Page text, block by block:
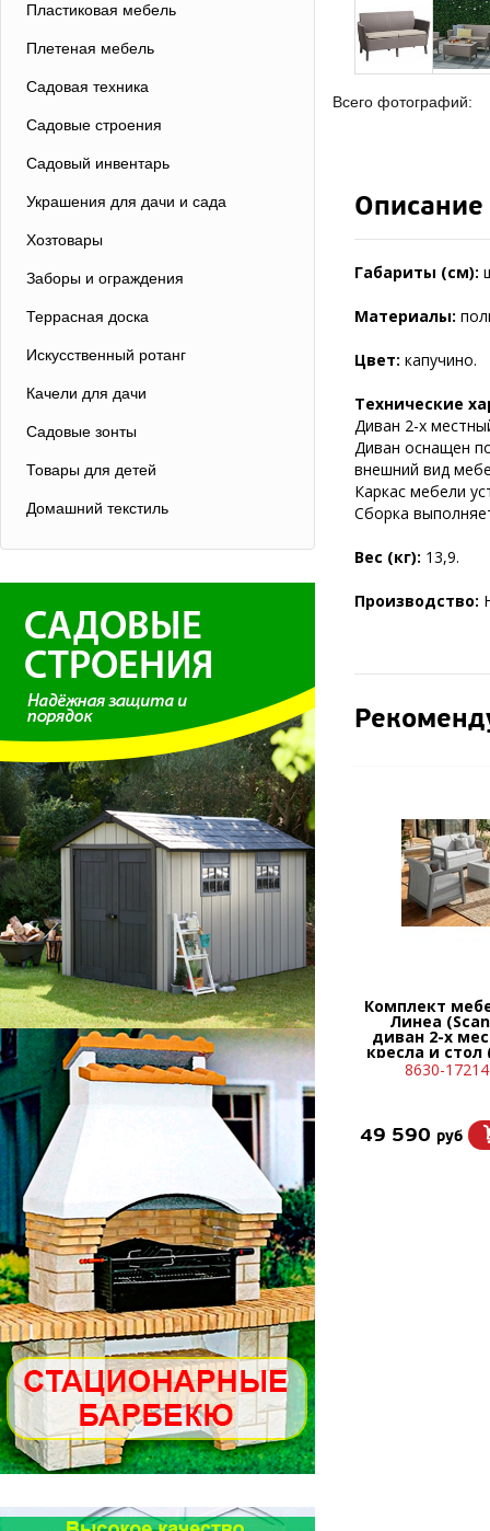
Пластиковая мебель
Плетеная мебель
Садовая техника
Садовые строения
Садовый инвентарь
Украшения для дачи и сада
Хозтовары
Заборы и ограждения
Террасная доска
Искусственный ротанг
Качели для дачи
Садовые зонты
Товары для детей
Домашний текстиль
Всего фотографий:
Описание
Габариты (см):
Материалы:
Цвет: капучино.
Технические
Диван 2-х
Диван оснащен
внешний вид
Каркас мебели
Сборка
Вес (кг): 13,9.
Производство:
Комплект
Линеа
диван 2-х
кресла и стол
8630-
49 590 руб